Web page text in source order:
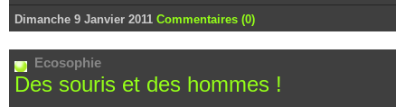
Dimanche 9 Janvier 2011 Commentaires (0)
Ecosophie
Des souris et des hommes !